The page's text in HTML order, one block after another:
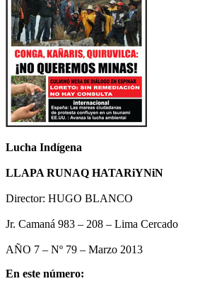
Lucha Indígena
LLAPA RUNAQ HATARiYNiN
Director: HUGO BLANCO
Jr. Camaná 983 – 208 – Lima Cercado
AÑO 7 – Nº 79 – Marzo 2013
En este número: